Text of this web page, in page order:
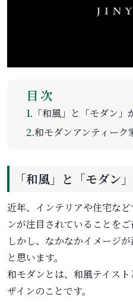
目次
1. 「和風」と「モダン
2.和モダンアンティーク
「和風」と「モダン
近年、インテリアや住宅な
ンが注目されていることを
しかし、なかなかイメージ
と思います。
和モダンとは、和風テイス
ザインのことです。